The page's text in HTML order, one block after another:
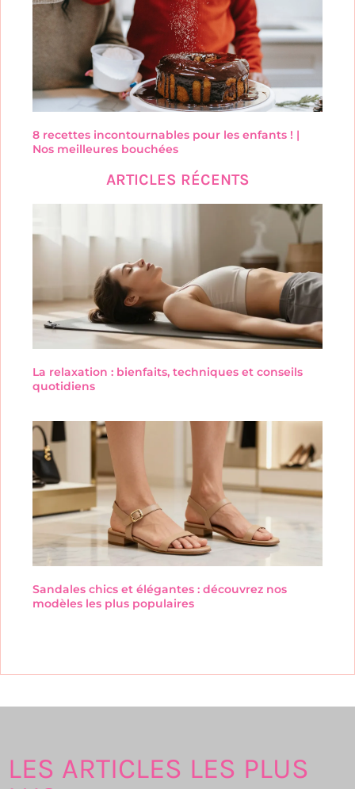
8 recettes incontournables pour les enfants ! |
Nos meilleures bouchées
ARTICLES RÉCENTS
La relaxation : bienfaits, techniques et conseils
quotidiens
Sandales chics et élégantes : découvrez nos
modèles les plus populaires
LES ARTICLES LES PLUS